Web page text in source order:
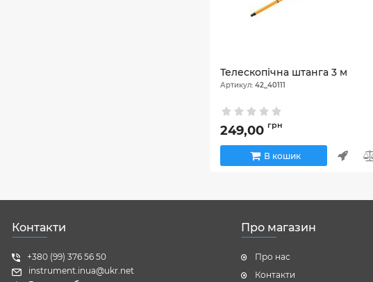
Телескопічна штанга 3 м
Артикул: 42_40111
249,00 грн
В кошик
Контакти
+380 (99) 376 56 50
instrument.inua@ukr.net
Про магазин
Про нас
Контакти